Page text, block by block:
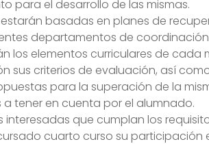
para el desarrollo de las mismas.
basadas en planes de
departamentos de
los elementos curriculares de cada
sus criterios de evaluación, así
para la superación de la
tener en cuenta por el alumnado.
interesadas que cumplan los
cuarto curso su participación